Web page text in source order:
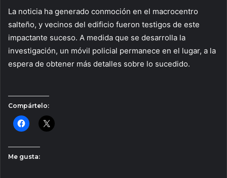
La noticia ha generado conmoción en el macrocentro
salteño, y vecinos del edificio fueron testigos de este
impactante suceso. A medida que se desarrolla la
investigación, un móvil policial permanece en el lugar, a la
espera de obtener más detalles sobre lo sucedido.
Compártelo:
Me gusta: